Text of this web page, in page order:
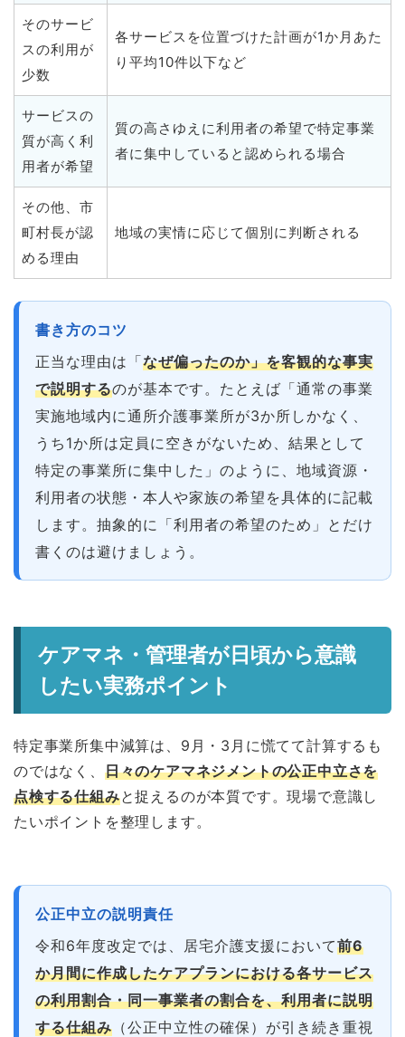
そのサービ
スの利用が
少数
各サービスを位置づけた計画が1か月あた
り平均10件以下など
サービスの
質が高く利
用者が希望
質の高さゆえに利用者の希望で特定事業
者に集中していると認められる場合
その他、市
町村長が認
める理由
地域の実情に応じて個別に判断される
書き方のコツ
正当な理由は「なぜ偏ったのか」を客観的な事実
で説明するのが基本です。たとえば「通常の事業
実施地域内に通所介護事業所が3か所しかなく、
うち1か所は定員に空きがないため、結果として
特定の事業所に集中した」のように、地域資源・
利用者の状態・本人や家族の希望を具体的に記載
します。抽象的に「利用者の希望のため」とだけ
書くのは避けましょう。
ケアマネ・管理者が日頃から意識
したい実務ポイント
特定事業所集中減算は、9月・3月に慌てて計算するも
のではなく、 日々のケアマネジメントの公正中立さを
点検する仕組みと捉えるのが本質です。現場で意識し
たいポイントを整理します。
公正中立の説明責任
令和6年度改定では、居宅介護支援において前6
か月間に作成したケアプランにおける各サービス
の利用割合・同一事業者の割合を、利用者に説明
する仕組み（公正中立性の確保）が引き続き重視